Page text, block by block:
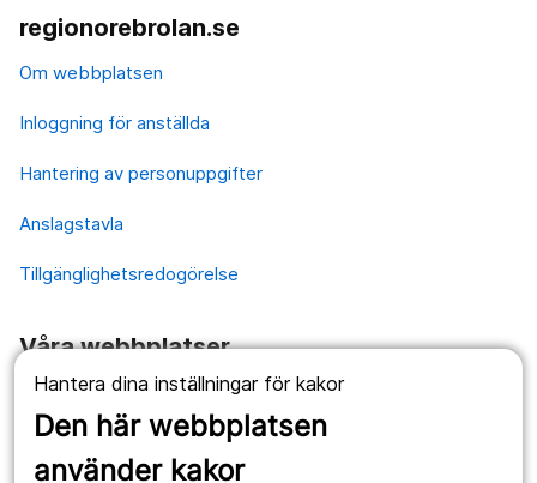
Hantera dina inställningar för kakor
Den här webbplatsen
använder kakor
regionorebrolan.se
Om webbplatsen
Inloggning för anställda
Hantering av personuppgifter
Anslagstavla
Tillgänglighetsredogörelse
Våra webbplatser
1177.se
Länstrafiken